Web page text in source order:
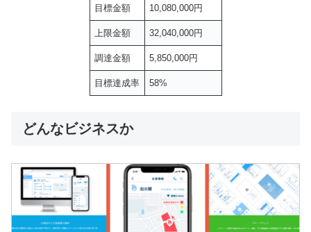
目標金額 10,080,000円
上限金額 32,040,000円
調達金額 5,850,000円
目標達成率 58%
どんなビジネスか